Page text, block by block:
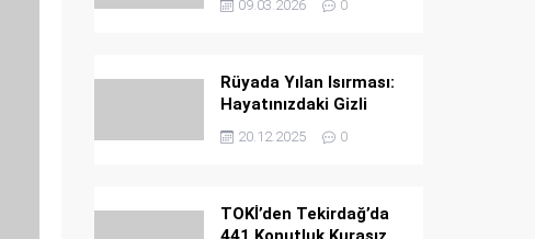
09.03.2026 0
Rüyada Yılan Isırması:
Hayatınızdaki Gizli
Tehlikeler ve Büyük
Uyarılar
20.12.2025 0
TOKİ’den Tekirdağ’da